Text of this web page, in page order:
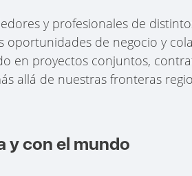
y profesionales de
oportunidades de negocio y
en proyectos conjuntos,
allá de nuestras fronteras
y con el mundo